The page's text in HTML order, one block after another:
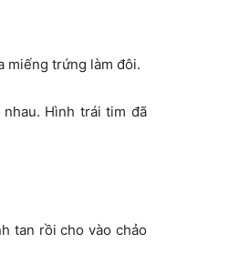
miếng trứng làm đôi.
Hình trái tim đã
tan rồi cho vào chảo